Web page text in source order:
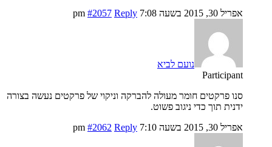
אפריל 30, 2015 בשעה 7:08 pm
#2057 Reply
נועם לביא
Participant
סנו פרקטים חומר מעולה להברקה וניקוי של פרקטים נעשה בצורה
ידנית תוך כדי ניגוב פשוט.
אפריל 30, 2015 בשעה 7:10 pm
#2062 Reply